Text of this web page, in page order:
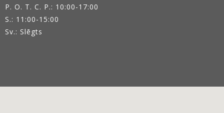
P. O. T. C. P.: 10:00-17:00
S.: 11:00-15:00
Sv.: Slēgts